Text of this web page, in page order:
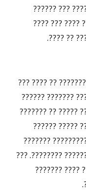
????? ??????
??????? ????
???????
- ?? ???? ?????
????? ?????
???????
????????
???????
????? ?????
??? ???